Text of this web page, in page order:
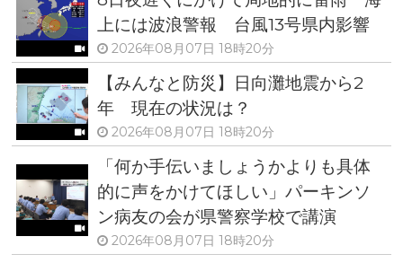
上には波浪警報 台風13号県内影響
2026年08月07日 18時20分
【みんなと防災】日向灘地震から2
年 現在の状況は？
2026年08月07日 18時20分
「何か手伝いましょうかよりも具体
的に声をかけてほしい」パーキンソ
ン病友の会が県警察学校で講演
2026年08月07日 18時20分